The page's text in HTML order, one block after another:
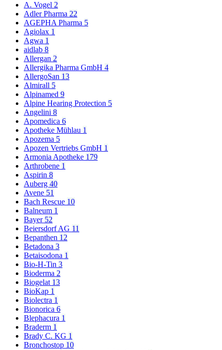
A. Vogel 2
Adler Pharma 22
AGEPHA Pharma 5
Agiolax 1
Agwa 1
aidlab 8
Allergan 2
Allergika Pharma GmbH 4
AllergoSan 13
Almirall 5
Alpinamed 9
Alpine Hearing Protection 5
Angelini 8
Apomedica 6
Apotheke Mühlau 1
Apozema 5
Apozen Vertriebs GmbH 1
Armonia Apotheke 179
Arthrobene 1
Aspirin 8
Auberg 40
Avene 51
Bach Rescue 10
Balneum 1
Bayer 52
Beiersdorf AG 11
Bepanthen 12
Betadona 3
Betaisodona 1
Bio-H-Tin 3
Bioderma 2
Biogelat 13
BioKap 1
Biolectra 1
Bionorica 6
Blephacura 1
Braderm 1
Brady C. KG 1
Bronchostop 10